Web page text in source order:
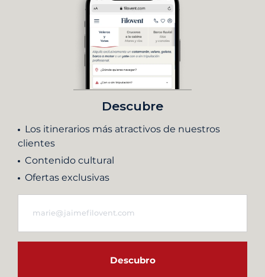
Descubre
Los itinerarios más atractivos de nuestros
clientes
Contenido cultural
Ofertas exclusivas
Descubro